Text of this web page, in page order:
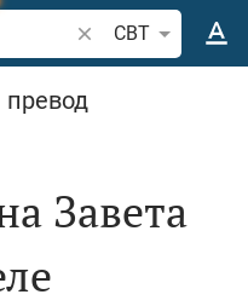
Търсете стих или
CBT
Завета